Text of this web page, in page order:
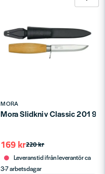
MORA
Mora Slidkniv Classic 201
220 kr
169 kr
Leveranstid ifrån leverantör ca
3-7 arbetsdagar